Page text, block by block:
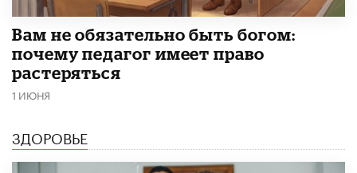
​Вам не обязательно быть богом:
почему педагог имеет право
растеряться
1 ИЮНЯ
ЗДОРОВЬЕ